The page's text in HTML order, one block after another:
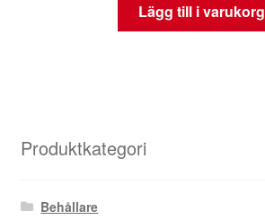
Lägg till i varukorg
Produktkategori
Behållare